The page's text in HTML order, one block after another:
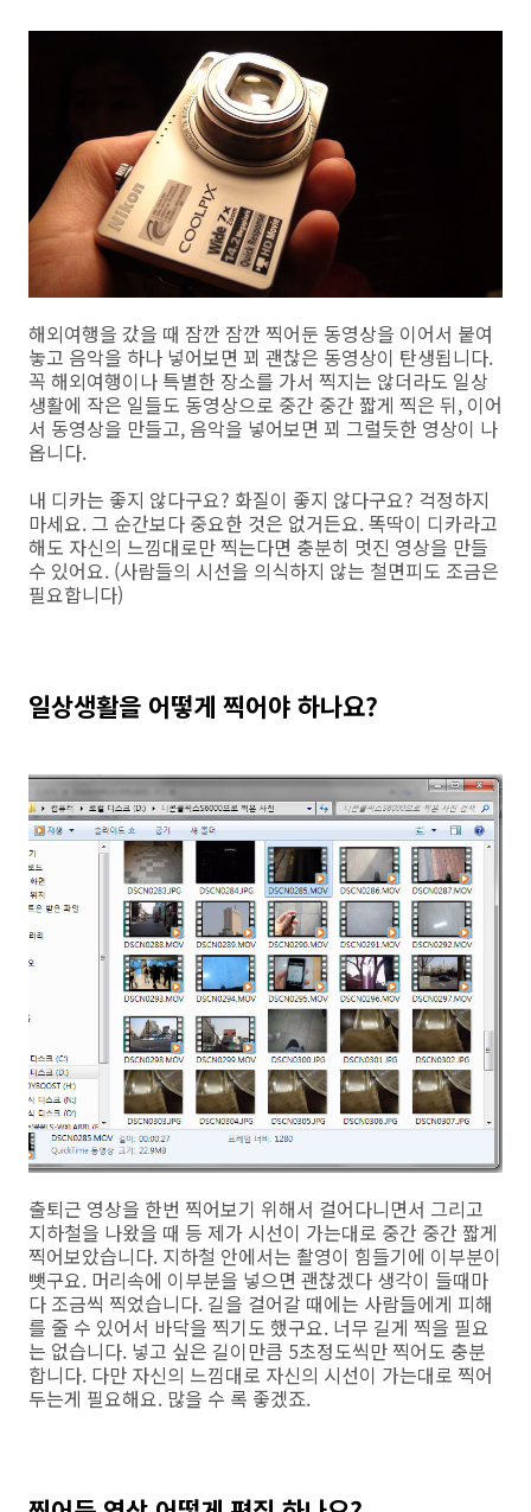
해외여행을 갔을 때 잠깐 잠깐 찍어둔 동영상을 이어서 붙여
놓고 음악을 하나 넣어보면 꾀 괜찮은 동영상이 탄생됩니다.
꼭 해외여행이나 특별한 장소를 가서 찍지는 않더라도 일상
생활에 작은 일들도 동영상으로 중간 중간 짧게 찍은 뒤, 이어
서 동영상을 만들고, 음악을 넣어보면 꾀 그럴듯한 영상이 나
옵니다.
내 디카는 좋지 않다구요? 화질이 좋지 않다구요? 걱정하지
마세요. 그 순간보다 중요한 것은 없거든요. 똑딱이 디카라고
해도 자신의 느낌대로만 찍는다면 충분히 멋진 영상을 만들
수 있어요. (사람들의 시선을 의식하지 않는 철면피도 조금은
필요합니다)
일상생활을 어떻게 찍어야 하나요?
출퇴근 영상을 한번 찍어보기 위해서 걸어다니면서 그리고
지하철을 나왔을 때 등 제가 시선이 가는대로 중간 중간 짧게
찍어보았습니다. 지하철 안에서는 촬영이 힘들기에 이부분이
뺏구요. 머리속에 이부분을 넣으면 괜찮겠다 생각이 들때마
다 조금씩 찍었습니다. 길을 걸어갈 때에는 사람들에게 피해
를 줄 수 있어서 바닥을 찍기도 했구요. 너무 길게 찍을 필요
는 없습니다. 넣고 싶은 길이만큼 5초정도씩만 찍어도 충분
합니다. 다만 자신의 느낌대로 자신의 시선이 가는대로 찍어
두는게 필요해요. 많을 수 록 좋겠죠.